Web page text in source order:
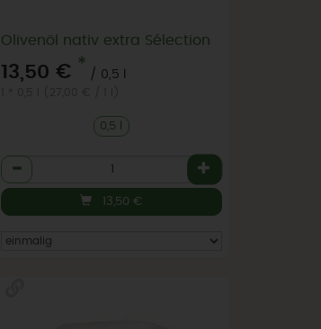
Olivenöl nativ extra Sélection
13,50 € *
/ 0,5 l
0,5 l
Anzahl
13,50 €